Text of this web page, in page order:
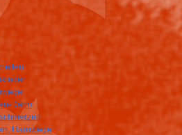
Darm
Harnwege